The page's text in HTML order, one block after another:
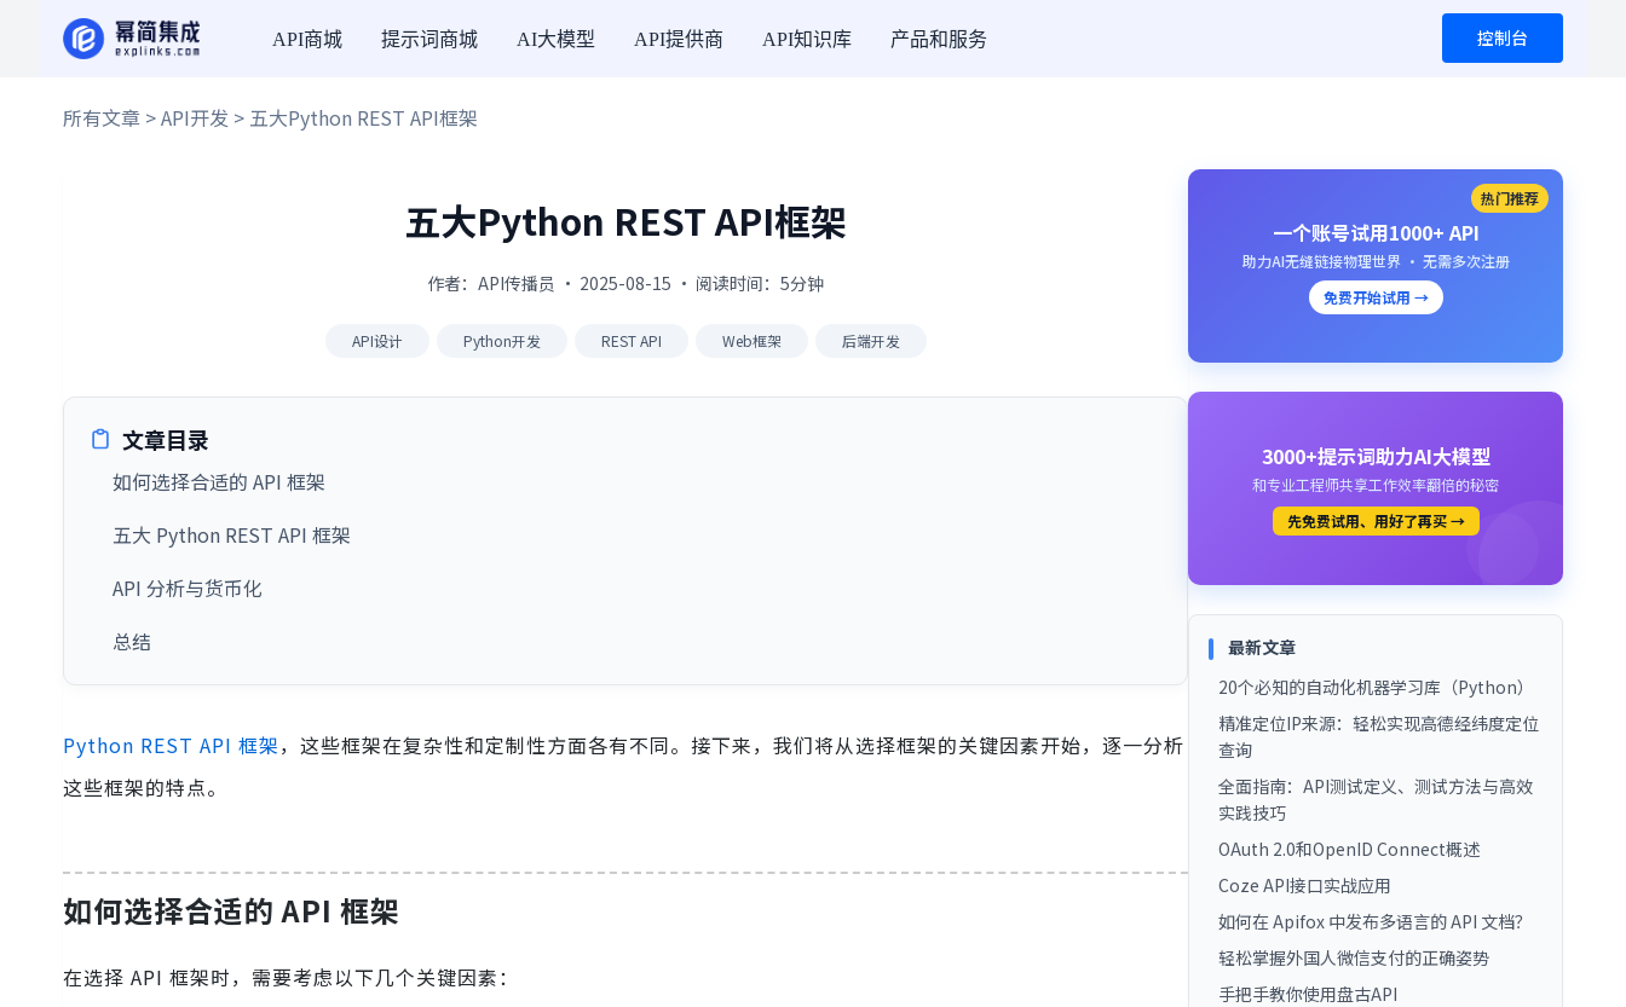
API商城 提示词商城 AI大模型 API提供商 API知识库 产品和服务 控制台
所有文章 >API开发 > 五大Python REST API框架
五大Python REST API框架
作者：API传播员 · 2025-08-15 · 阅读时间：5分钟
API设计 Python开发 REST API Web框架 后端开发
文章目录
如何选择合适的 API 框架
五大 Python REST API 框架
API 分析与货币化
总结
Python REST API 框架，这些框架在复杂性和定制性方面各有不同。接下来，我们将从选择框架的关键因素开始，逐一分析
这些框架的特点。
如何选择合适的 API 框架
在选择 API 框架时，需要考虑以下几个关键因素：
热门推荐
一个账号试用1000+ API
助力AI无缝链接物理世界 · 无需多次注册
免费开始试用 →
3000+提示词助力AI大模型
和专业工程师共享工作效率翻倍的秘密
先免费试用、用好了再买 →
最新文章
20个必知的自动化机器学习库（Python）
精准定位IP来源：轻松实现高德经纬度定位
查询
全面指南：API测试定义、测试方法与高效
实践技巧
OAuth 2.0和OpenID Connect概述
Coze API接口实战应用
如何在 Apifox 中发布多语言的 API 文档？
轻松掌握外国人微信支付的正确姿势
手把手教你使用盘古API